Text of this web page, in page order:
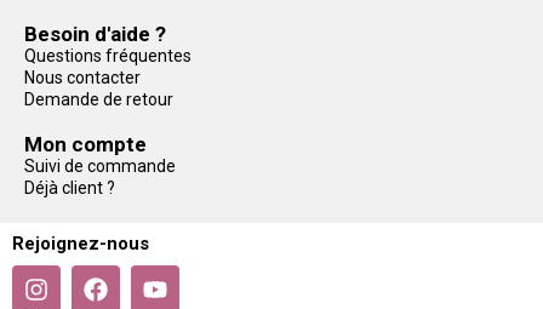
Besoin d'aide ?
Questions fréquentes
Nous contacter
Demande de retour
Mon compte
Suivi de commande
Déjà client ?
Rejoignez-nous